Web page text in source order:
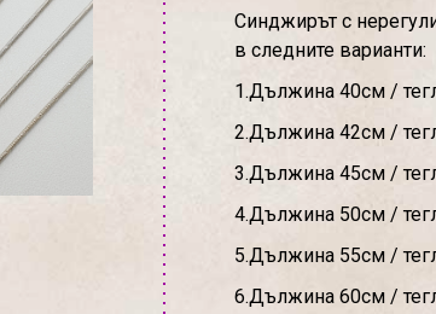
Синджирът с
в следните варианти:
1.Дължина 40см /
2.Дължина 42см /
3.Дължина 45см /
4.Дължина 50см /
5.Дължина 55см /
6.Дължина 60см /